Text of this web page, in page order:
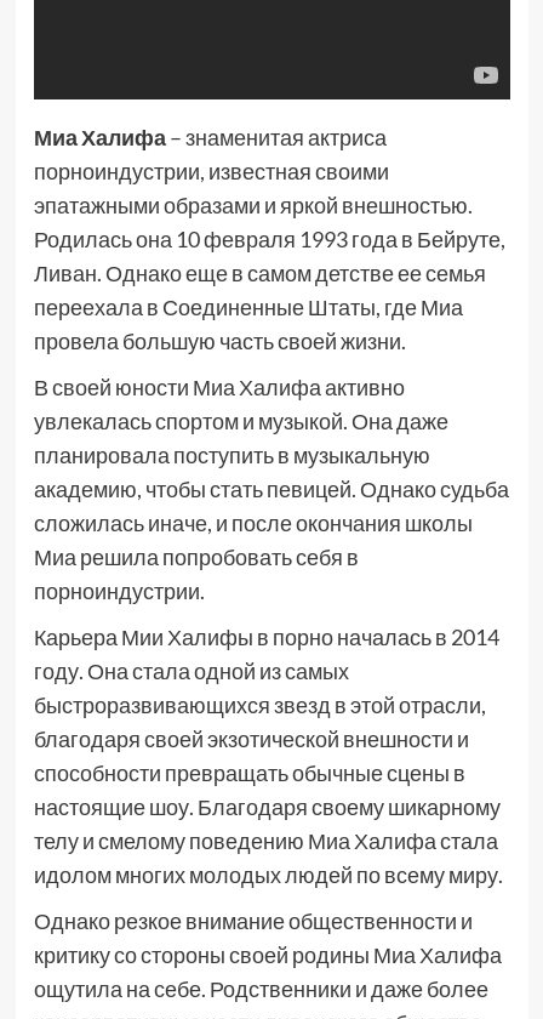
Миа Халифа– знаменитая актриса
порноиндустрии, известная своими
эпатажными образами и яркой внешностью.
Родилась она 10 февраля 1993 года в Бейруте,
Ливан. Однако еще в самом детстве ее семья
переехала в Соединенные Штаты, где Миа
провела большую часть своей жизни.
В своей юности Миа Халифа активно
увлекалась спортом и музыкой. Она даже
планировала поступить в музыкальную
академию, чтобы стать певицей. Однако судьба
сложилась иначе, и после окончания школы
Миа решила попробовать себя в
порноиндустрии.
Карьера Мии Халифы в порно началась в 2014
году. Она стала одной из самых
быстроразвивающихся звезд в этой отрасли,
благодаря своей экзотической внешности и
способности превращать обычные сцены в
настоящие шоу. Благодаря своему шикарному
телу и смелому поведению Миа Халифа стала
идолом многих молодых людей по всему миру.
Однако резкое внимание общественности и
критику со стороны своей родины Миа Халифа
ощутила на себе. Родственники и даже более